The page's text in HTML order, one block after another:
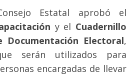
Estatal aprobó el
y el Cuadernillo
Documentación Electoral,
serán utilizados para
encargadas de llevar